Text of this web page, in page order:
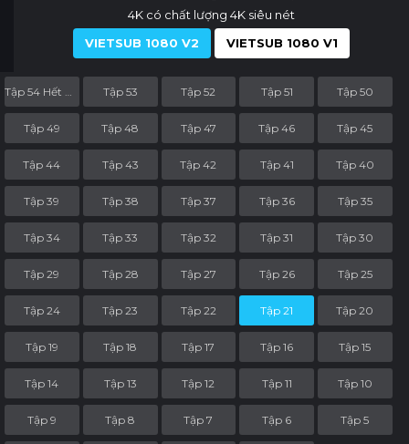
4K có chất lượng 4K siêu nét
VIETSUB 1080 V2
VIETSUB 1080 V1
Tập 53 Tập 52 Tập 51 Tập 50
Tập 49 Tập 48 Tập 47 Tập 46 Tập 45
Tập 44 Tập 43 Tập 42 Tập 41 Tập 40
Tập 39 Tập 38 Tập 37 Tập 36 Tập 35
Tập 34 Tập 33 Tập 32 Tập 31 Tập 30
Tập 29 Tập 28 Tập 27 Tập 26 Tập 25
Tập 24 Tập 23 Tập 22 Tập 21 Tập 20
Tập 19 Tập 18 Tập 17 Tập 16 Tập 15
Tập 14 Tập 13 Tập 12 Tập 11 Tập 10
Tập 9 Tập 8 Tập 7 Tập 6 Tập 5